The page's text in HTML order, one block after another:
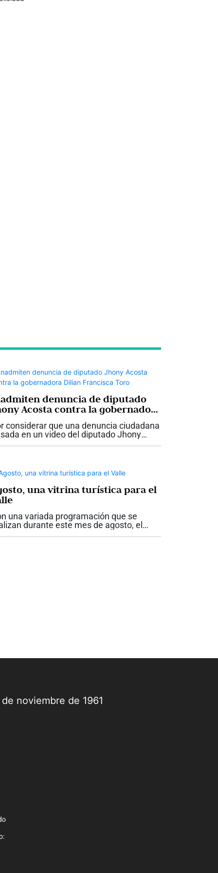
denuncia de diputado
Acosta contra la gobernadora
Francisca Toro
considerar que una denuncia ciudadana
en un video del diputado Jhony
“no tenía fundamento”, la Fiscalía
una vitrina turística para el
una variada programación que se
durante este mes de agosto, el
noviembre de 1961